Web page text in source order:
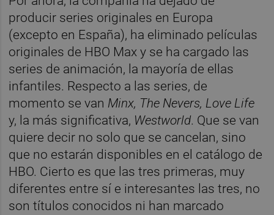
producir series originales en Europa
(excepto en España), ha eliminado películas
originales de HBO Max y se ha cargado las
series de animación, la mayoría de ellas
infantiles. Respecto a las series, de
momento se van Minx, The Nevers, Love Life
y, la más significativa, Westworld. Que se van
quiere decir no solo que se cancelan, sino
que no estarán disponibles en el catálogo de
HBO. Cierto es que las tres primeras, muy
diferentes entre sí e interesantes las tres, no
son títulos conocidos ni han marcado